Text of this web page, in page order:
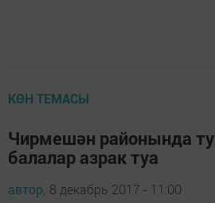
КӨН ТЕМАСЫ
Чирмешән районында
балалар азрак туа
автор, 8 декабрь 2017 - 11:00